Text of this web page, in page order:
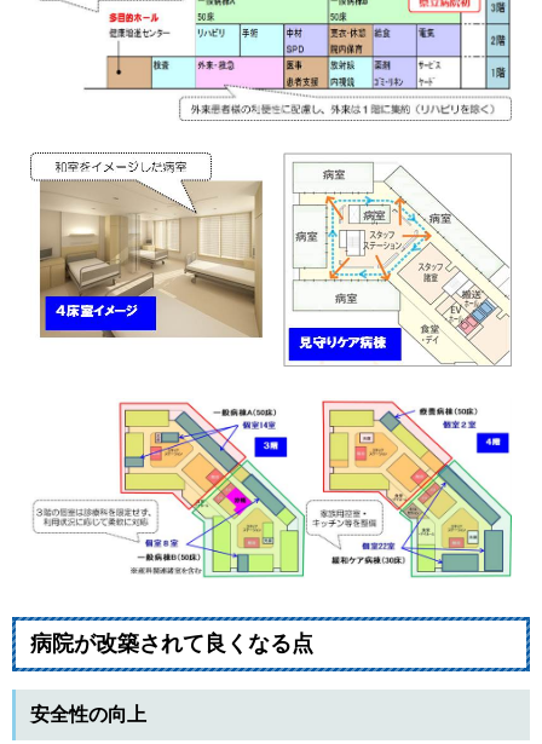
病院が改築されて良くなる点
安全性の向上